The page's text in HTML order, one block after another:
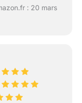
: 20 mars